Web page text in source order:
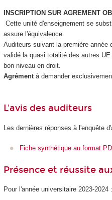
INSCRIPTION SUR AGREMENT
Cette unité d'enseignementse
assure l'équivalence.
Auditeurs suivant la première année
validé la quasi totalité des autres
bon niveau en droit.
Agrément à demander
L'avis des auditeurs
Les dernières réponses à l'enquête
Fiche synthétique au format
Présence et réussite
Pour l'année universitaire 2023-2024 :